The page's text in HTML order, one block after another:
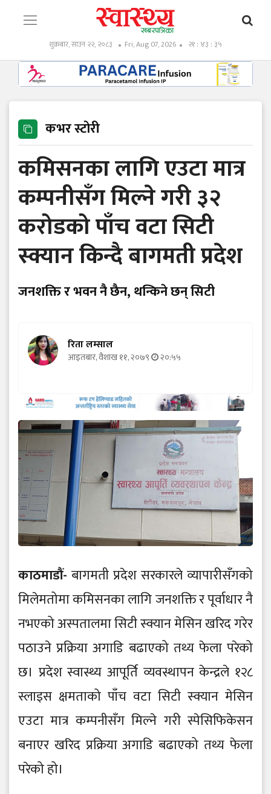
शुक्रबार, साउन २२, २०८३ Fri, Aug 07, 2026 २१ : ४३ : ३६
कभर स्टोरी
कमिसनका लागि एउटा मात्र
कम्पनीसँग मिल्ने गरी ३२
करोडको पाँच वटा सिटी
स्क्यान किन्दै बागमती प्रदेश
जनशक्ति र भवन नै छैन, थन्किने छन् सिटी
रिता लम्साल
आइतबार, वैशाख ११, २०७९ २०:५५
काठमाडौं- बागमती प्रदेश सरकारले व्यापारीसँगको
मिलेमतोमा कमिसनका लागि जनशक्ति र पूर्वाधार नै
नभएको अस्पतालमा सिटी स्क्यान मेसिन खरिद गरेर
पठाउने प्रक्रिया अगाडि बढाएको तथ्य फेला परेको
छ। प्रदेश स्वास्थ्य आपूर्ति व्यवस्थापन केन्द्रले १२८
स्लाइस क्षमताको पाँच वटा सिटी स्क्यान मेसिन
एउटा मात्र कम्पनीसँग मिल्ने गरी स्पेसिफिकेसन
बनाएर खरिद प्रक्रिया अगाडि बढाएको तथ्य फेला
परेको हो।